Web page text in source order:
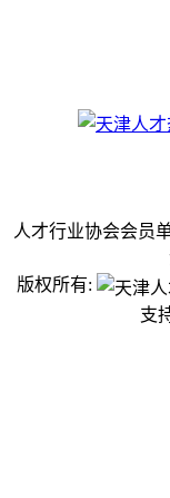
人才行业协会会员
版权所有:
支